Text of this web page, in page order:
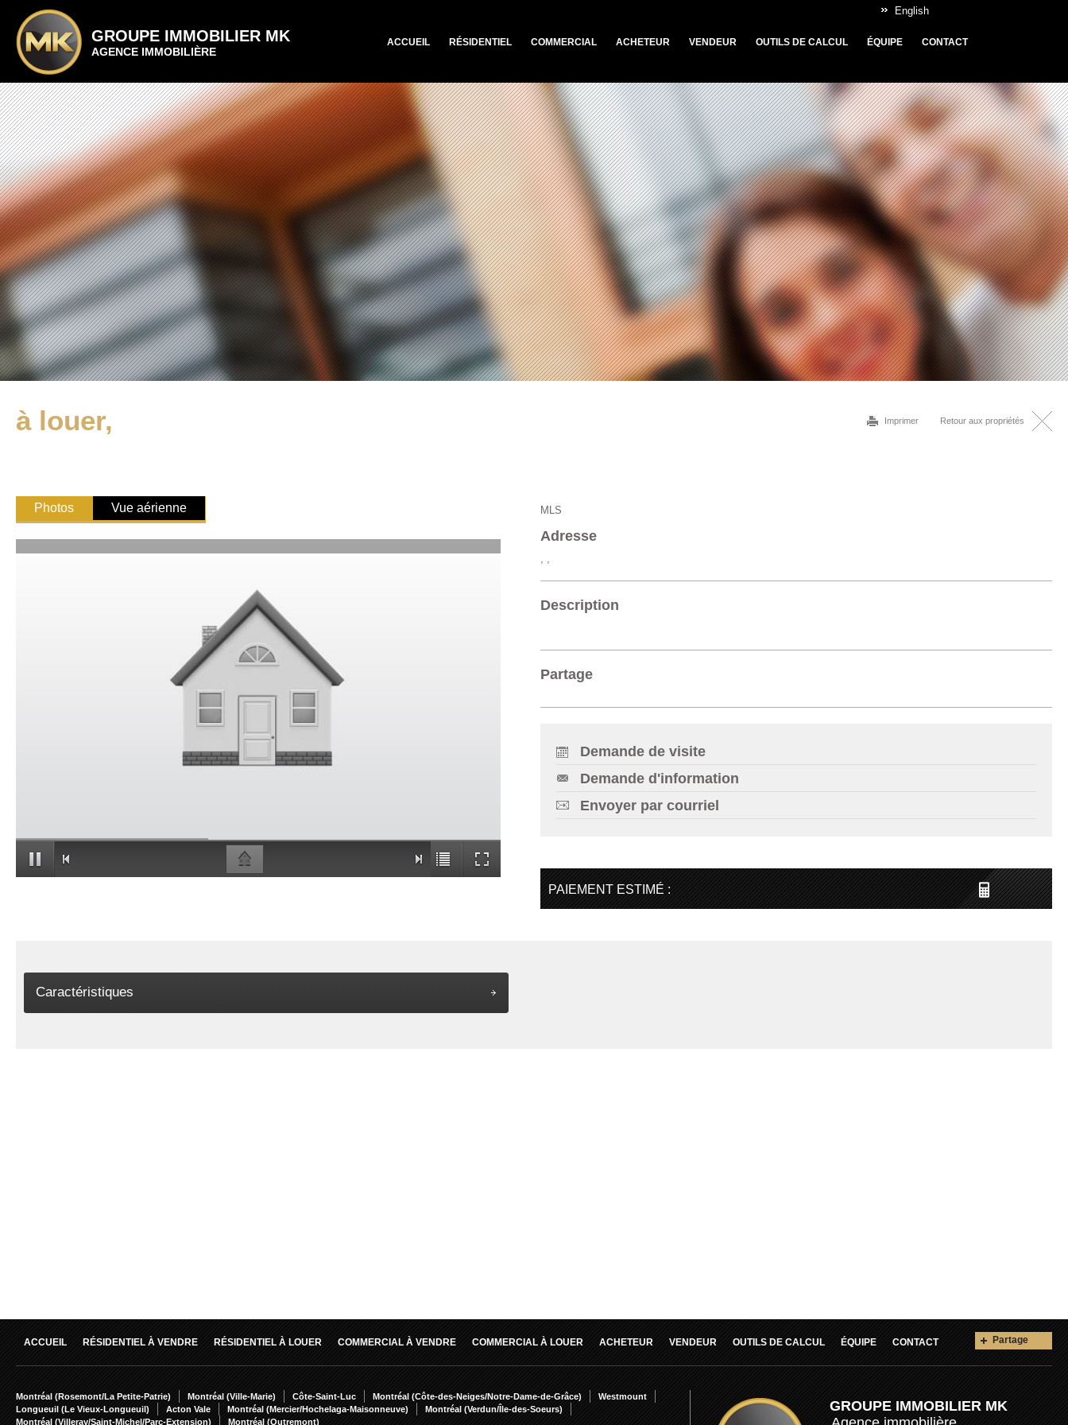
GROUPE IMMOBILIER MK
AGENCE IMMOBILIÈRE
English
ACCUEIL RÉSIDENTIEL COMMERCIAL ACHETEUR VENDEUR OUTILS DE CALCUL ÉQUIPE CONTACT
à louer, Imprimer Retour aux propriétés
Photos Vue aérienne MLS
Adresse
, ,
Description
Partage
Demande de visite
Demande d'information
Envoyer par courriel
PAIEMENT ESTIMÉ :
Caractéristiques
ACCUEIL RÉSIDENTIEL À VENDRE RÉSIDENTIEL À LOUER COMMERCIAL À VENDRE COMMERCIAL À LOUER ACHETEUR VENDEUR OUTILS DE CALCUL ÉQUIPE CONTACT Partage
Montréal (Rosemont/La Petite-Patrie) Montréal (Ville-Marie) Côte-Saint-Luc Montréal (Côte-des-Neiges/Notre-Dame-de-Grâce)
Westmount
Longueuil (Le Vieux-Longueuil)
Acton Vale Montréal (Mercier/Hochelaga-Maisonneuve)
Montréal (Verdun/Île-des-Soeurs)
Montréal (Villeray/Saint-Michel/Parc-Extension)
Montréal (Outremont)
GROUPE IMMOBILIER MK